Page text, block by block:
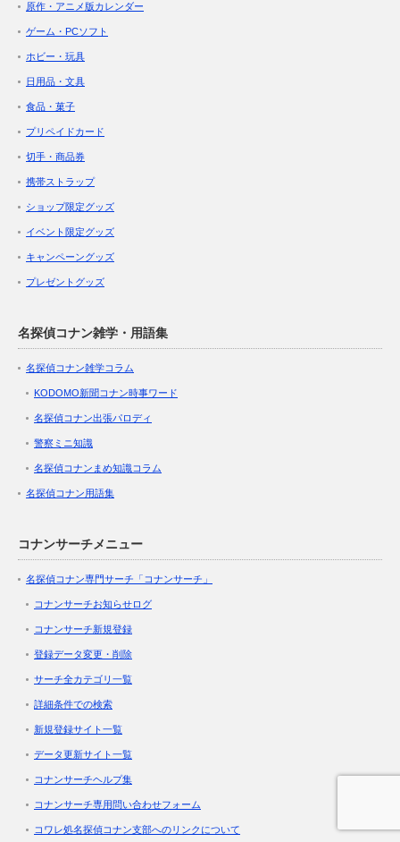
原作・アニメ版カレンダー
ゲーム・PCソフト
ホビー・玩具
日用品・文具
食品・菓子
プリペイドカード
切手・商品券
携帯ストラップ
ショップ限定グッズ
イベント限定グッズ
キャンペーングッズ
プレゼントグッズ
名探偵コナン雑学・用語集
名探偵コナン雑学コラム
KODOMO新聞コナン時事ワード
名探偵コナン出張パロディ
警察ミニ知識
名探偵コナンまめ知識コラム
名探偵コナン用語集
コナンサーチメニュー
名探偵コナン専門サーチ「コナンサーチ」
コナンサーチお知らせログ
コナンサーチ新規登録
登録データ変更・削除
サーチ全カテゴリ一覧
詳細条件での検索
新規登録サイト一覧
データ更新サイト一覧
コナンサーチヘルプ集
コナンサーチ専用問い合わせフォーム
コワレ処名探偵コナン支部へのリンクについて